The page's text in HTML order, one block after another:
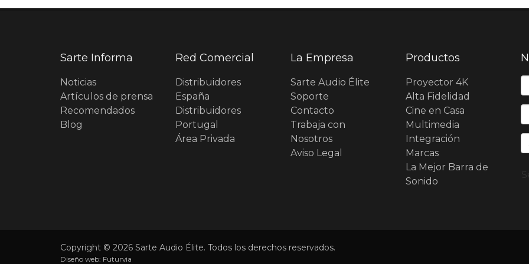
Sarte Informa
Noticias
Artículos de prensa
Recomendados
Blog
Red Comercial
Distribuidores
España
Distribuidores
Portugal
Área Privada
La Empresa
Sarte Audio Élite
Soporte
Contacto
Trabaja con
Nosotros
Aviso Legal
Productos
Proyector 4K
Alta Fidelidad
Cine en Casa
Multimedia
Integración
Marcas
La Mejor Barra de
Sonido
Copyright © 2026 Sarte Audio Élite. Todos los derechos reservados.
Diseño web: Futurvia